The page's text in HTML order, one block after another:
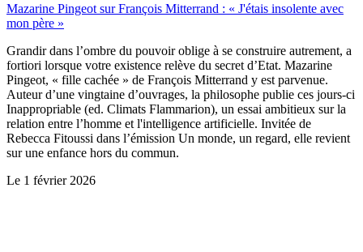
Mazarine Pingeot sur François Mitterrand : « J'étais insolente avec
mon père »
Grandir dans l’ombre du pouvoir oblige à se construire autrement, a
fortiori lorsque votre existence relève du secret d’Etat. Mazarine
Pingeot, « fille cachée » de François Mitterrand y est parvenue.
Auteur d’une vingtaine d’ouvrages, la philosophe publie ces jours-ci
Inappropriable (ed. Climats Flammarion), un essai ambitieux sur la
relation entre l’homme et l'intelligence artificielle. Invitée de
Rebecca Fitoussi dans l’émission Un monde, un regard, elle revient
sur une enfance hors du commun.
Le 1 février 2026